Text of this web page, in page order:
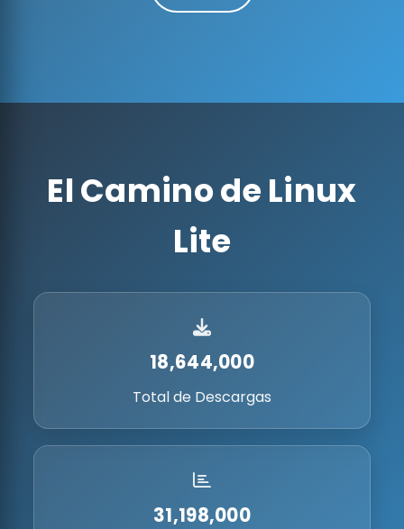
El Camino de Linux
Lite
18,644,000
Total de Descargas
31,198,000